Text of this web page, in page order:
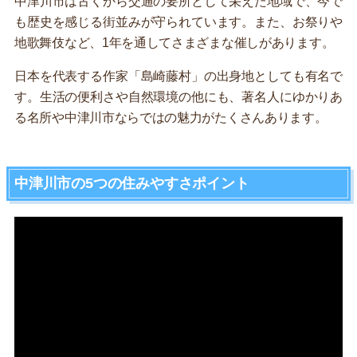
も歴史を感じる街並みが守られています。また、お祭りや
地歌舞伎など、1年を通してさまざまな催しがあります。
日本を代表する作家「島崎藤村」の出身地としても有名で
す。生活の便利さや自然環境の他にも、著名人にゆかりあ
る名所や中津川市ならではの魅力がたくさんあります。
中津川市の5つの住みやすさポイント